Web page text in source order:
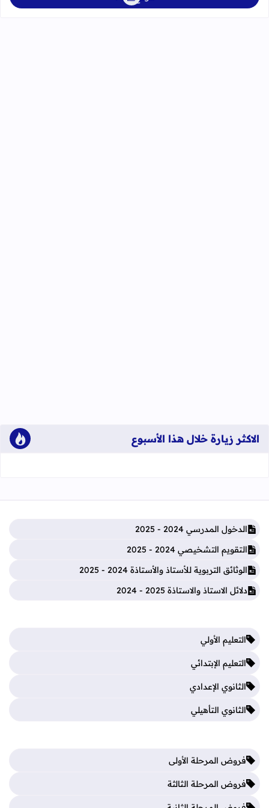
الاكثر زيارة خلال هذا الأسبوع
الدخول المدرسي 2024 - 2025
التقويم التشخيصي 2024 - 2025
الوثائق التربوية للأستاذ والأستاذة 2024 - 2025
دلائل الاستاذ والاستاذة 2025 - 2024
التعليم الأولي
التعليم الإبتدائي
الثانوي الإعدادي
الثانوي التأهيلي
فروض المرحلة الأولى
فروض المرحلة الثالثة